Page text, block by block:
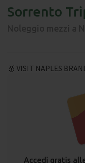
Sorrento
🥇 VISIT NAPLES
Accedi gratis